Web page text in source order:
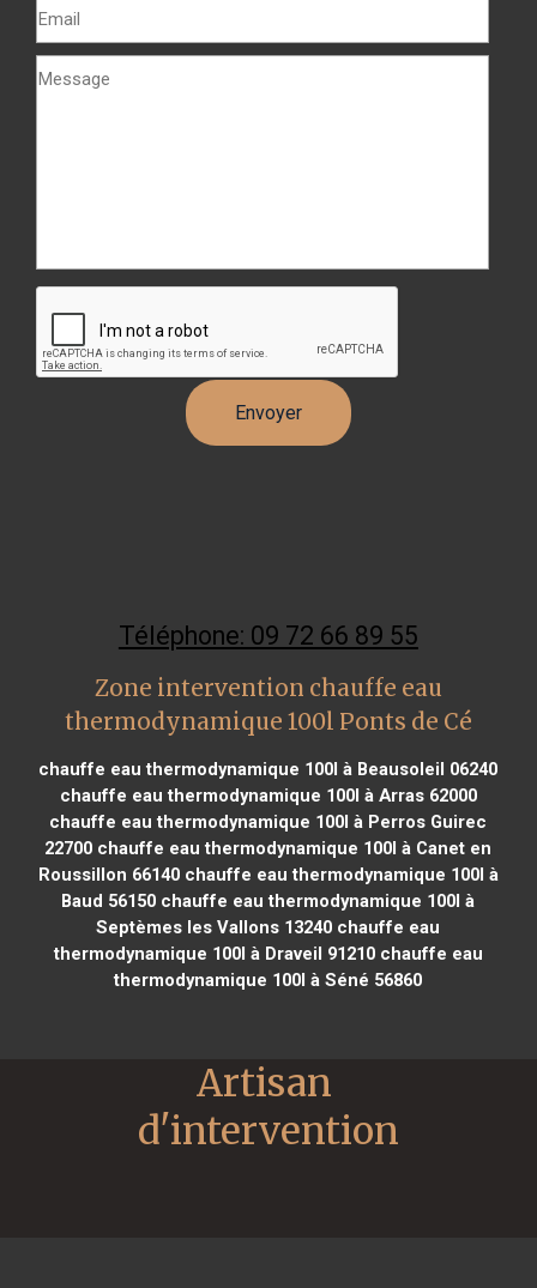
Téléphone: 09 72 66 89 55
Zone intervention chauffe eau
thermodynamique 100l Ponts de Cé
chauffe eau thermodynamique 100l à Beausoleil 06240
chauffe eau thermodynamique 100l à Arras 62000
chauffe eau thermodynamique 100l à Perros Guirec
22700 chauffe eau thermodynamique 100l à Canet en
Roussillon 66140chauffe eau thermodynamique 100l à
Baud 56150 chauffe eau thermodynamique 100l à
Septèmes les Vallons 13240 chauffe eau
thermodynamique 100l à Draveil 91210chauffe eau
thermodynamique 100l à Séné 56860
Artisan
d'intervention